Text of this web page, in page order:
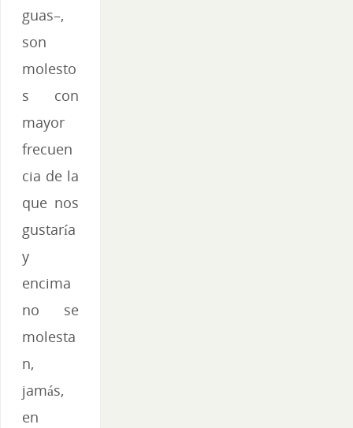
guas–,
son
molesto
s con
mayor
frecuen
cia de la
que nos
gustaría
y
encima
no se
molesta
n,
jamás,
en